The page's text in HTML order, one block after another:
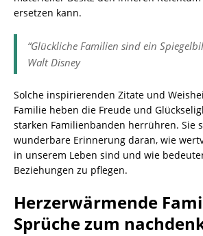
ersetzen kann.
“Glückliche Familien sind ein
Walt Disney
Solche inspirierenden Zitate und
Familie heben die Freude und
starken Familienbanden herrühren. Sie
wunderbare Erinnerung daran, wie
in unserem Leben sind und wie
Beziehungen zu pflegen.
Herzerwärmende
Sprüche zum